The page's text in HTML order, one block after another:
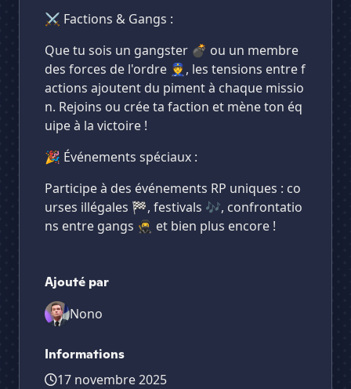
⚔️ Factions & Gangs :
Que tu sois un gangster 💣 ou un membre
des forces de l'ordre 👮, les tensions entre f
actions ajoutent du piment à chaque missio
n. Rejoins ou crée ta faction et mène ton éq
uipe à la victoire !
🎉 Événements spéciaux :
Participe à des événements RP uniques : co
urses illégales 🏁, festivals 🎶, confrontatio
ns entre gangs 🥷 et bien plus encore !
Ajouté par
Nono
Informations
17 novembre 2025